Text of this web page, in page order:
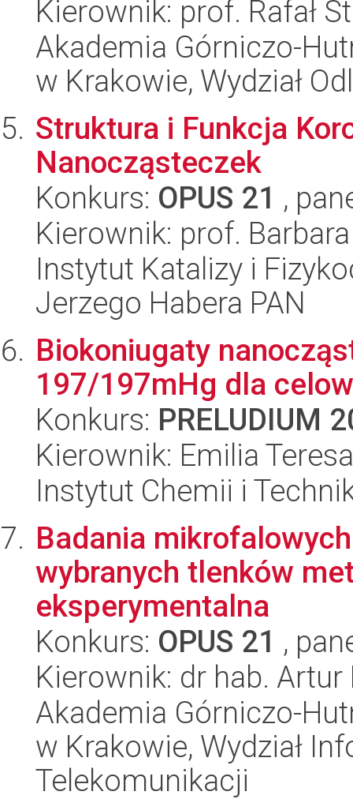
Kierownik: prof. Rafał
Akademia Górniczo-
w Krakowie, Wydział
Struktura i Funkcja
Nanocząsteczek
Konkurs: OPUS 21 ,
Kierownik: prof.
Instytut Katalizy i
Jerzego Habera PAN
Biokoniugaty
197/197mHg dla
Konkurs: PRELUDIUM
Kierownik: Emilia
Instytut Chemii i
Badania
wybranych tlenków
eksperymentalna
Konkurs: OPUS 21 ,
Kierownik: dr hab.
Akademia Górniczo-
w Krakowie, Wydział
Telekomunikacji